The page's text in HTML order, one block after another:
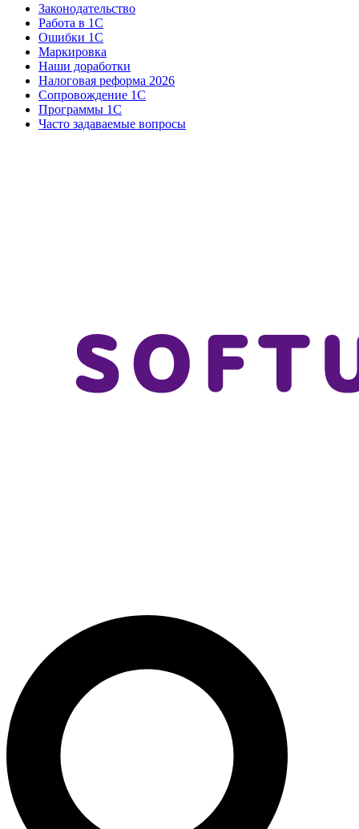
Законодательство
Работа в 1С
Ошибки 1С
Маркировка
Наши доработки
Налоговая реформа 2026
Сопровождение 1С
Программы 1С
Часто задаваемые вопросы